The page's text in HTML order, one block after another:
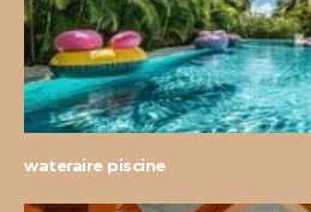
wateraire piscine